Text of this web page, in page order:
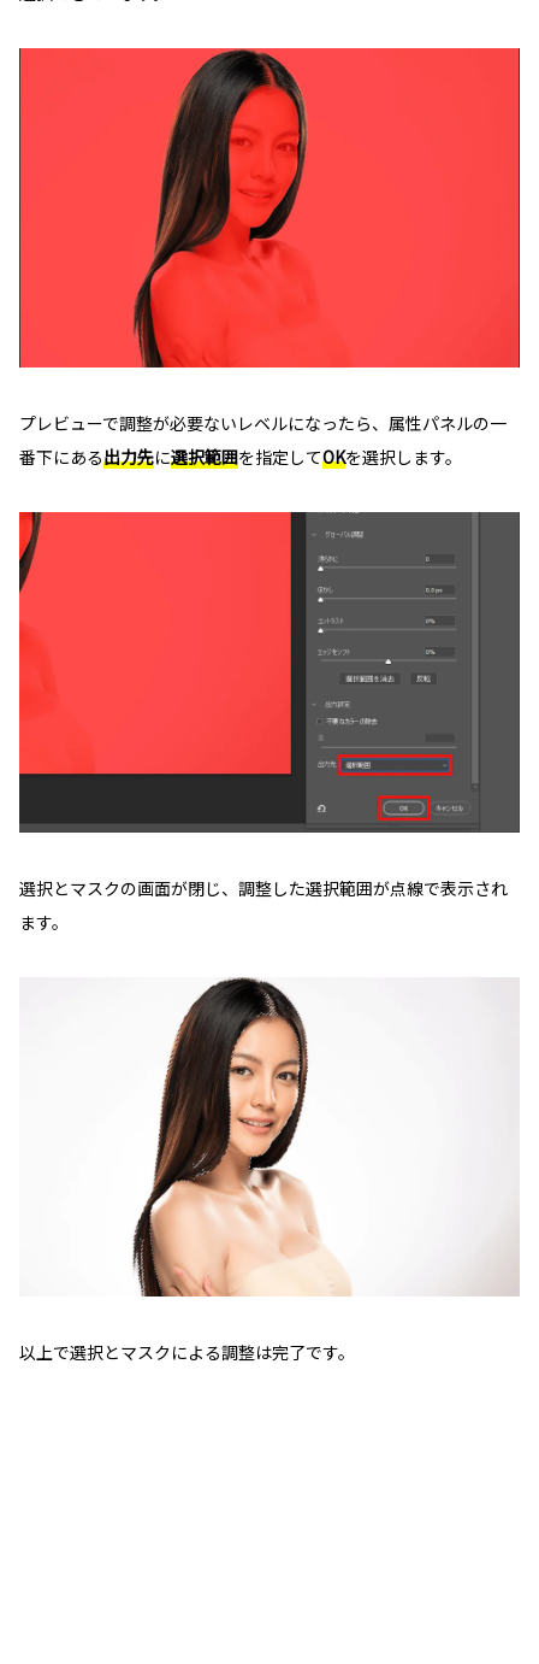
プレビューで調整が必要ないレベルになったら、属性パネルの一
番下にある出力先に選択範囲を指定してOKを選択します。
選択とマスクの画面が閉じ、調整した選択範囲が点線で表示され
ます。
以上で選択とマスクによる調整は完了です。